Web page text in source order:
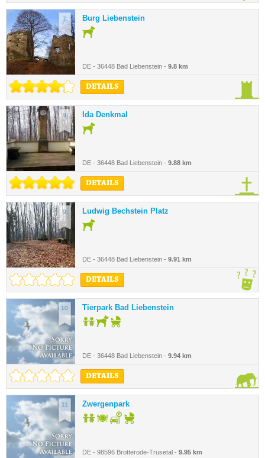
7. Burg Liebenstein
DE - 36448 Bad Liebenstein - 9.8 km
DETAILS
8. Ida Denkmal
DE - 36448 Bad Liebenstein - 9.88 km
DETAILS
9. Ludwig Bechstein Platz
DE - 36448 Bad Liebenstein - 9.91 km
DETAILS
10. Tierpark Bad Liebenstein
DE - 36448 Bad Liebenstein - 9.94 km
DETAILS
11. Zwergenpark
DE - 98596 Brotterode-Trusetal - 9.95 km